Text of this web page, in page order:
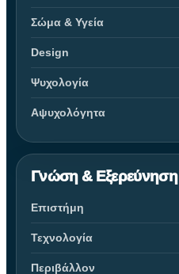
Σώμα & Υγεία
Design
Ψυχολογία
Αψυχολόγητα
Γνώση & Εξερεύνηση
Επιστήμη
Τεχνολογία
Περιβάλλον